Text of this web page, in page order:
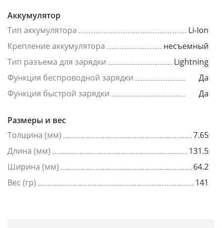
Аккумулятор
Тип аккумулятора
Li-Ion
Крепление аккумулятора
несъемный
Тип разъема для зарядки
Lightning
Функция беспроводной зарядки
Да
Функция быстрой зарядки
Да
Размеры и вес
Толщина (мм)
7.65
Длина (мм)
131.5
Ширина (мм)
64.2
Вес (гр)
141